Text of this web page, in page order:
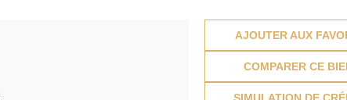
AJOUTER AUX
COMPARER CE
SIMULATION DE